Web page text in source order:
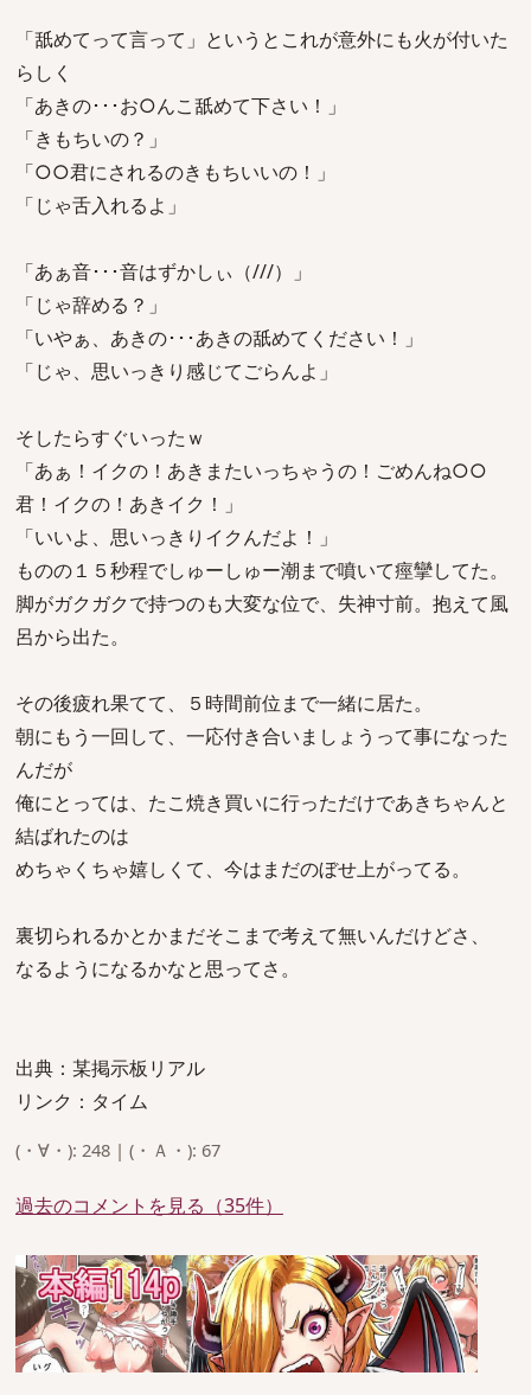
「舐めてって言って」というとこれが意外にも火が付いた
らしく
「あきの･･･お○んこ舐めて下さい！」
「きもちいの？」
「○○君にされるのきもちいいの！」
「じゃ舌入れるよ」
「あぁ音･･･音はずかしぃ（///）」
「じゃ辞める？」
「いやぁ、あきの･･･あきの舐めてください！」
「じゃ、思いっきり感じてごらんよ」
そしたらすぐいったｗ
「あぁ！イクの！あきまたいっちゃうの！ごめんね○○
君！イクの！あきイク！」
「いいよ、思いっきりイクんだよ！」
ものの１５秒程でしゅーしゅー潮まで噴いて痙攣してた。
脚がガクガクで持つのも大変な位で、失神寸前。抱えて風
呂から出た。
その後疲れ果てて、５時間前位まで一緒に居た。
朝にもう一回して、一応付き合いましょうって事になった
んだが
俺にとっては、たこ焼き買いに行っただけであきちゃんと
結ばれたのは
めちゃくちゃ嬉しくて、今はまだのぼせ上がってる。
裏切られるかとかまだそこまで考えて無いんだけどさ、
なるようになるかなと思ってさ。
出典：某掲示板リアル
リンク：タイム
(・∀・): 248 | (・Ａ・): 67
過去のコメントを見る（35件）